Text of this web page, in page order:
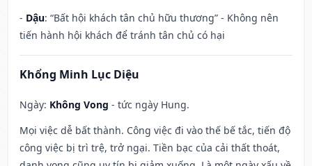
- Dậu: “Bất hội khách tân chủ hữu thương” - Không nên
tiến hành hội khách để tránh tân chủ có hại
Khổng Minh Lục Diệu
Ngày: Không Vong - tức ngày Hung.
Mọi việc dễ bất thành. Công việc đi vào thế bế tắc, tiến độ
công việc bị trì trệ, trở ngại. Tiền bạc của cải thất thoát,